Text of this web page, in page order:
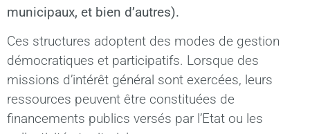
municipaux, et bien d’autres).
Ces structures adoptent des modes de gestion
démocratiques et participatifs. Lorsque des
missions d’intérêt général sont exercées, leurs
ressources peuvent être constituées de
financements publics versés par l’Etat ou les